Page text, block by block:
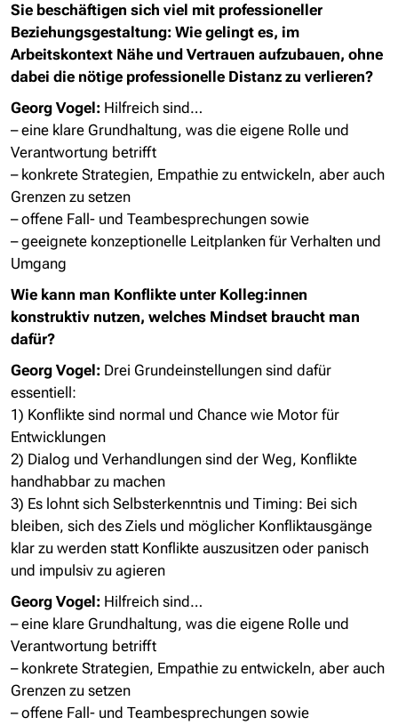
Sie beschäftigen sich viel mit professioneller
Beziehungsgestaltung: Wie gelingt es, im
Arbeitskontext Nähe und Vertrauen aufzubauen, ohne
dabei die nötige professionelle Distanz zu verlieren?
Georg Vogel: Hilfreich sind…
– eine klare Grundhaltung, was die eigene Rolle und
Verantwortung betrifft
– konkrete Strategien, Empathie zu entwickeln, aber auch
Grenzen zu setzen
– offene Fall- und Teambesprechungen sowie
– geeignete konzeptionelle Leitplanken für Verhalten und
Umgang
Wie kann man Konflikte unter Kolleg:innen
konstruktiv nutzen, welches Mindset braucht man
dafür?
Georg Vogel: Drei Grundeinstellungen sind dafür
essentiell:
1) Konflikte sind normal und Chance wie Motor für
Entwicklungen
2) Dialog und Verhandlungen sind der Weg, Konflikte
handhabbar zu machen
3) Es lohnt sich Selbsterkenntnis und Timing: Bei sich
bleiben, sich des Ziels und möglicher Konfliktausgänge
klar zu werden statt Konflikte auszusitzen oder panisch
und impulsiv zu agieren
Georg Vogel: Hilfreich sind…
– eine klare Grundhaltung, was die eigene Rolle und
Verantwortung betrifft
– konkrete Strategien, Empathie zu entwickeln, aber auch
Grenzen zu setzen
– offene Fall- und Teambesprechungen sowie